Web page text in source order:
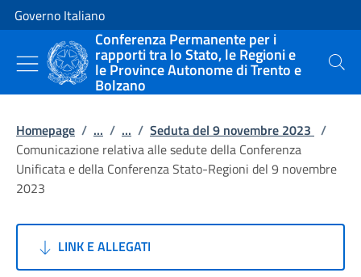
Vai al contenuto
Vai alla navigazione del sito
Governo Italiano
Conferenza Permanente per i
rapporti tra lo Stato, le Regioni e
le Province Autonome di Trento e
Bolzano
Cerca
Homepage / ... / ... / Seduta del 9 novembre 2023 /
Comunicazione relativa alle sedute della Conferenza
Unificata e della Conferenza Stato-Regioni del 9 novembre
2023
LINK E ALLEGATI